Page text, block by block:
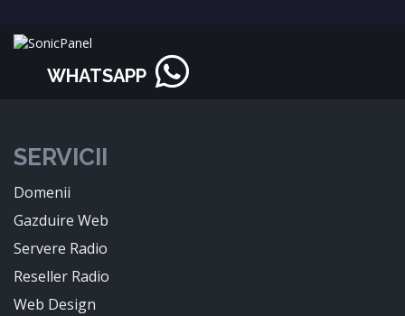
WHATSAPP
SERVICII
Domenii
Gazduire Web
Servere Radio
Reseller Radio
Web Design